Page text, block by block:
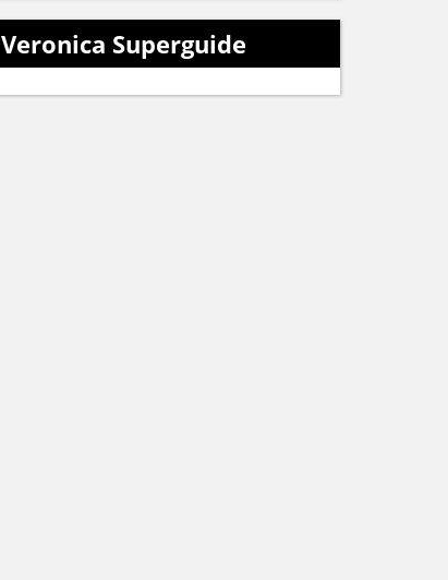
Veronica Superguide